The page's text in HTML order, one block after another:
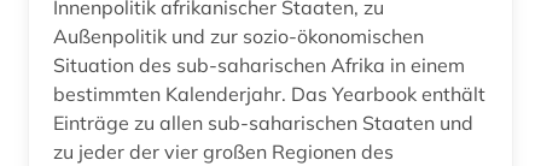
denkmal (3)
deutsch (6)
Innenpolitik afrikanischer Staaten, zu
Außenpolitik und zur sozio-ökonomischen
Situation des sub-saharischen Afrika in einem
bestimmten Kalenderjahr. Das Yearbook enthält
Einträge zu allen sub-saharischen Staaten und
zu jeder der vier großen Regionen des